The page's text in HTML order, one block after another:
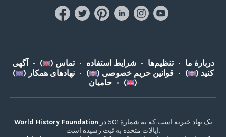
دربارۀ ما • تنظیم‌ها • شرایط استفاده • تماس ( )
•
آگهی
کنید (
)
• قوانین حریم خصوصی ( )
• نهادهای همکار (
)
• حامیان ( )
World History Foundation
ایالات متحده به ثبت رسیده است.